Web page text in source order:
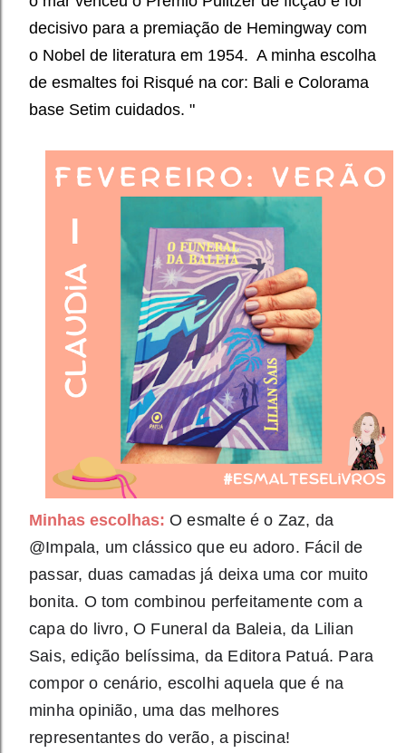
decisivo para a premiação de Hemingway com
o Nobel de literatura em 1954. A minha escolha
de esmaltes foi Risqué na cor: Bali e Colorama
base Setim cuidados. "
Minhas escolhas: O esmalte é o Zaz, da
@Impala, um clássico que eu adoro. Fácil de
passar, duas camadas já deixa uma cor muito
bonita. O tom combinou perfeitamente com a
capa do livro, O Funeral da Baleia, da Lilian
Sais, edição belíssima, da Editora Patuá. Para
compor o cenário, escolhi aquela que é na
minha opinião, uma das melhores
representantes do verão, a piscina!